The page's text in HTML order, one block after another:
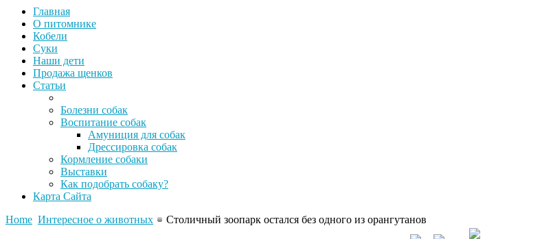
Главная
О питомнике
Кобели
Суки
Наши дети
Продажа щенков
Статьи
Болезни собак
Воспитание собак
Амуниция для собак
Дрессировка собак
Кормление собаки
Выставки
Как подобрать собаку?
Карта Сайта
Home Интересное о животных Столичный зоопарк остался без одного из орангутанов